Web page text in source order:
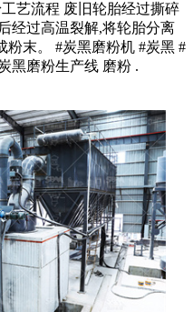
艺流程 废旧轮胎经过撕碎
经过高温裂解,将轮胎分离
粉末。 #炭黑磨粉机 #炭黑 #
黑磨粉生产线 磨粉 .